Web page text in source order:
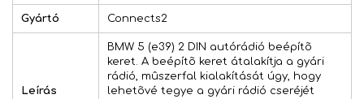
Gyártó Connects2
Leírás
BMW 5 (e39) 2 DIN autórádió beépítõ
keret. A beépítõ keret átalakítja a gyári
rádió, mûszerfal kialakítását úgy, hogy
lehetõvé tegye a gyári rádió cseréjét